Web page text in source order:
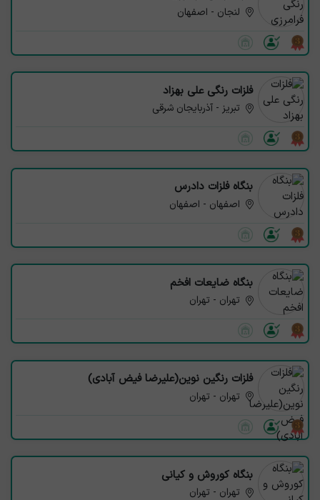
لنجان - اصفهان
فلزات رنگی علی بهزاد
تبریز - آذربایجان شرقی
بنگاه فلزات دادرس
اصفهان - اصفهان
بنگاه ضایعات افخم
تهران - تهران
فلزات رنگین نوین(علیرضا فیض آبادی)
تهران - تهران
بنگاه کوروش و کیانی
تهران - تهران